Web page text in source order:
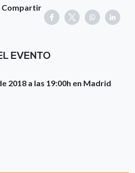
Compartir
EVENTO
2018 a las 19:00h en Madrid